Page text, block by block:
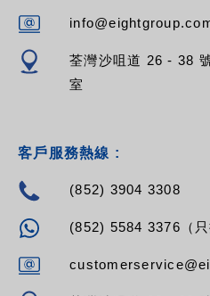
荃灣沙咀道 26 - 38
室
客戶服務熱線 :
(852) 3904 3308
(852) 5584 3376（只